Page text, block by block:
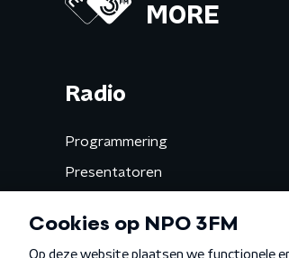
MORE
Radio
Programmering
Presentatoren
Gemist